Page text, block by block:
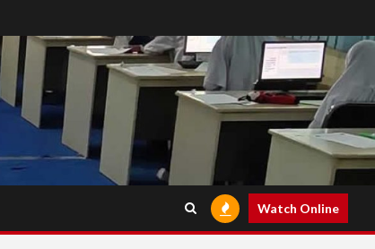
Watch Online